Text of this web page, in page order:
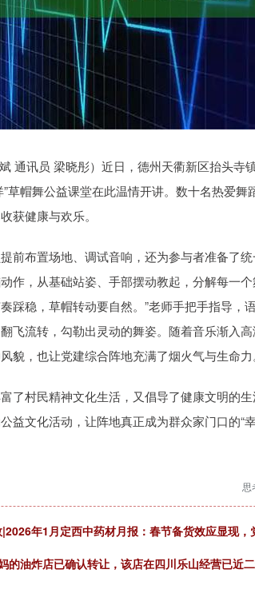
通讯员 梁晓彤）近日，德州天衢新区抬头寺
草帽舞公益课堂在此温情开讲。数十名热爱
获健康与欢乐。
前布置场地、调试音响，还为参与者准备了
作，从基础站姿、手部摆动教起，分解每一
踩稳，草帽转动要自然。”老师手把手指导，
飞流转，勾勒出灵动的舞姿。随着音乐渐入
貌，也让党建综合阵地充满了烟火气与生命力
了村民精神文化生活，又倡导了健康文明的
益文化活动，让阵地真正成为群众家门口的“
思
年1月定西中药材月报：春节备货效应显现
的油炸店已确认转让，该店在四川乐山经营已近